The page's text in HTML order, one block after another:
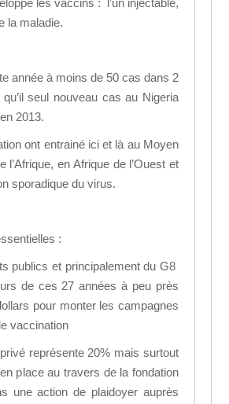
les vaccins : l’un injectable,
la maladie.
année à moins de 50 cas dans 2
seul nouveau cas au Nigeria
2013.
ont entrainé ici et là au Moyen
en Afrique de l’Ouest et
sporadique du virus.
:
publics et principalement du G8
de ces 27 années à peu près
pour monter les campagnes
vaccination
représente 20% mais surtout
place au travers de la fondation
une action de plaidoyer auprès